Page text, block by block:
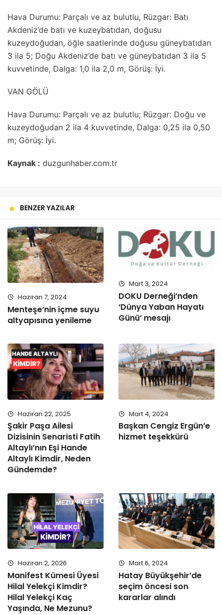
Hava Durumu: Parçalı ve az bulutlu, Rüzgar: Batı
Akdeniz’de batı ve kuzeybatıdan, doğusu
kuzeydoğudan, öğle saatlerinde doğusu güneybatıdan
3 ila 5; Doğu Akdeniz’de batı ve güneybatıdan 3 ila 5
kuvvetinde, Dalga: 1,0 ila 2,0 m, Görüş: İyi.
VAN GÖLÜ
Hava Durumu: Parçalı ve az bulutlu; Rüzgar: Doğu ve
kuzeydoğudan 2 ila 4 kuvvetinde, Dalga: 0,25 ila 0,50
m; Görüş: İyi.
Kaynak : duzgunhaber.com.tr
BENZER YAZILAR
Haziran 7, 2024
Menteşe’nin içme suyu
altyapısına yenileme
Mart 3, 2024
DOKU Derneği’nden
‘Dünya Yaban Hayatı
Günü’ mesajı
Haziran 22, 2025
Şakir Paşa Ailesi
Dizisinin Senaristi Fatih
Altaylı’nın Eşi Hande
Altaylı Kimdir, Neden
Gündemde?
Mart 4, 2024
Başkan Cengiz Ergün’e
hizmet teşekkürü
Haziran 2, 2026
Manifest Kümesi Üyesi
Hilal Yelekçi Kimdir?
Hilal Yelekçi Kaç
Yaşında, Ne Mezunu?
Mart 6, 2024
Hatay Büyükşehir’de
seçim öncesi son
kararlar alındı